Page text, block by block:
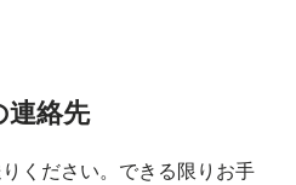
連絡先
ください。できる限りお手